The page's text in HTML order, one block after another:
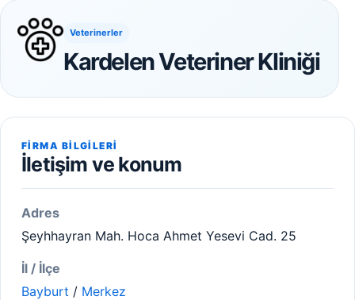
Veterinerler
Kardelen Veteriner Kliniği
FIRMA BILGILERI
İletişim ve konum
Adres
Şeyhhayran Mah. Hoca Ahmet Yesevi Cad. 25
İl / İlçe
Bayburt / Merkez